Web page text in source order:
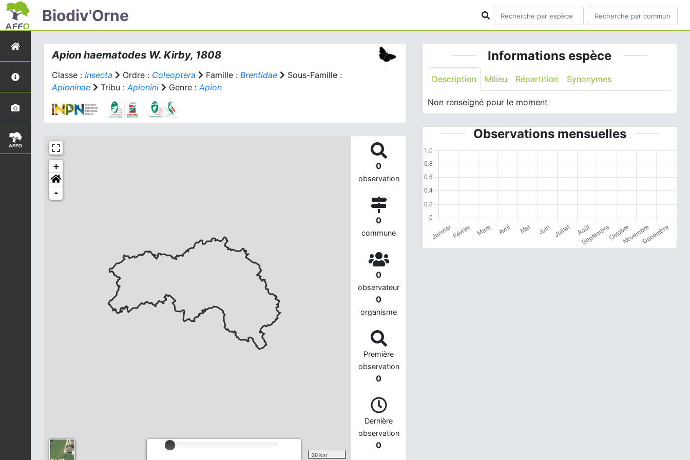
Biodiv'Orne
Apion haematodes W. Kirby, 1808
Classe : Insecta Ordre : Coleoptera Famille : Brentidae
Sous-Famille :
Apioninae
Tribu :Apionini Genre :Apion
Chargement...
+
-
30 km
0
observation
0
commune
0
observateur
0
organisme
Première
observation
0
Dernière
observation
0
Informations espèce
Description Milieu Répartition Synonymes
Non renseigné pour le moment
Observations mensuelles